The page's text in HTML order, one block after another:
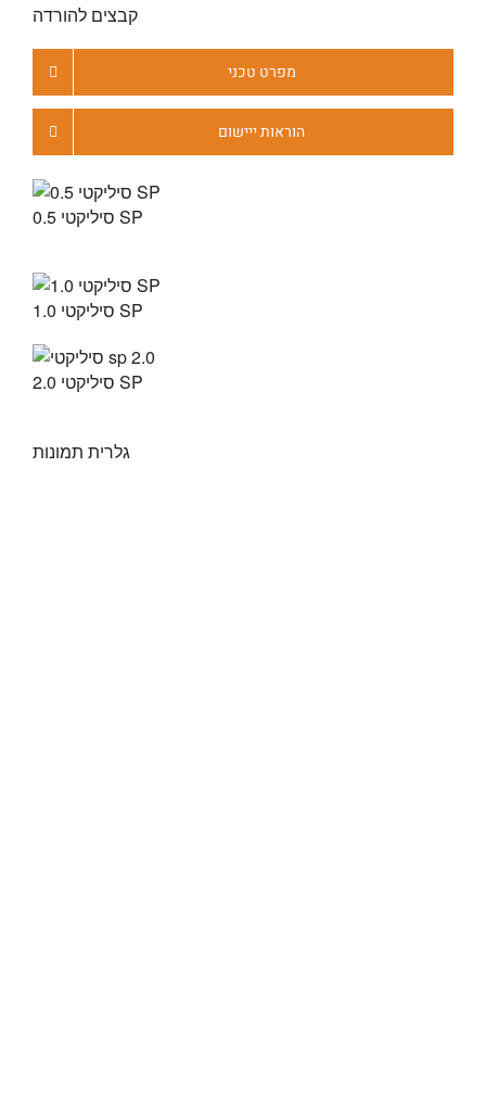
קבצים להורדה
מפרט טכני
הוראות ייישום
סיליקטי 0.5 SP
סיליקטי 1.0 SP
סיליקטי 2.0 SP
גלרית תמונות